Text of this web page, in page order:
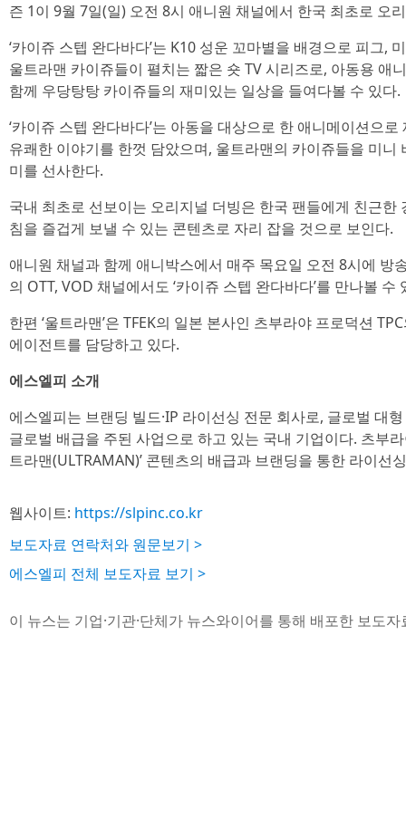
즌 1이 9월 7일(일) 오전 8시 애니원 채널에서 한국 최초로 오
‘카이쥬 스텝 완다바다’는 K10 성운 꼬마별을 배경으로 피그,
울트라맨 카이쥬들이 펼치는 짧은 숏 TV 시리즈로, 아동용 애
함께 우당탕탕 카이쥬들의 재미있는 일상을 들여다볼 수 있다.
‘카이쥬 스텝 완다바다’는 아동을 대상으로 한 애니메이션으
유쾌한 이야기를 한껏 담았으며, 울트라맨의 카이쥬들을 미
미를 선사한다.
국내 최초로 선보이는 오리지널 더빙은 한국 팬들에게 친근한
침을 즐겁게 보낼 수 있는 콘텐츠로 자리 잡을 것으로 보인다.
애니원 채널과 함께 애니박스에서 매주 목요일 오전 8시에 방
의 OTT, VOD 채널에서도 ‘카이쥬 스텝 완다바다’를 만나볼 수
한편 ‘울트라맨’은 TFEK의 일본 본사인 츠부라야 프로덕션
에이전트를 담당하고 있다.
에스엘피 소개
에스엘피는 브랜딩 빌드·IP 라이선싱 전문 회사로, 글로벌 대
글로벌 배급을 주된 사업으로 하고 있는 국내 기업이다. 츠부
트라맨(ULTRAMAN)’ 콘텐츠의 배급과 브랜딩을 통한 라이선
웹사이트: https://slpinc.co.kr
보도자료 연락처와 원문보기 >
에스엘피 전체 보도자료 보기 >
이 뉴스는 기업·기관·단체가 뉴스와이어를 통해 배포한 보도